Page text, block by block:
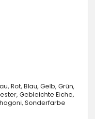
Rot, Blau, Gelb, Grün,
Gebleichte Eiche,
Sonderfarbe